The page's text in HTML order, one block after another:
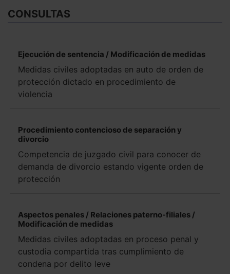
CONSULTAS
Ejecución de sentencia / Modificación de medidas
Medidas civiles adoptadas en auto de orden de
protección dictado en procedimiento de
violencia
Procedimiento contencioso de separación y
divorcio
Competencia de juzgado civil para conocer de
demanda de divorcio estando vigente orden de
protección
Aspectos penales / Relaciones paterno-filiales /
Modificación de medidas
Medidas civiles adoptadas en proceso penal y
custodia compartida tras cumplimiento de
condena por delito leve